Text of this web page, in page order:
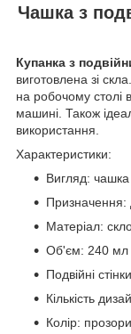
Чашка з
Купанка з
виготовлена ​​зі
на робочому столі
машині. Також
використання.
Характеристики:
Вигляд: чашка
Призначення:
Матеріал:
Об'єм: 240 мл
Подвійні стінки
Кількість
Колір: